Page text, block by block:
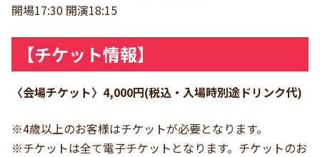
開場17:30 開演18:15
【チケット情報】
〈会場チケット〉4,000円(税込・入場時別途ドリンク代)
※4歳以上のお客様はチケットが必要となります。
※チケットは全て電子チケットとなります。チケットのお